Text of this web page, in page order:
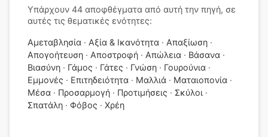
Υπάρχουν 44 αποφθέγματα από αυτή την πηγή, σε
αυτές τις θεματικές ενότητες:
Αμεταβλησία Αξία & Ικανότητα
Απαξίωση
Απογοήτευση
Αποστροφή Απώλεια
Βάσανα
Βιασύνη
Γάμος Γάτες Γνώση
Γουρούνια
Εμμονές
Επιτηδειότητα Μαλλιά
Ματαιοπονία
Μέσα
Προσαρμογή Προτιμήσεις
Σκύλοι
Σπατάλη
Φόβος Χρέη